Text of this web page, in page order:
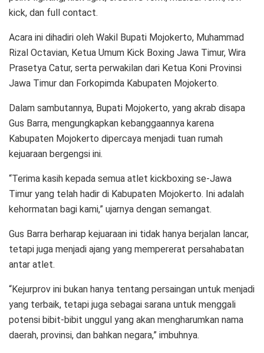
kick, dan full contact.
Acara ini dihadiri oleh Wakil Bupati Mojokerto, Muhammad
Rizal Octavian, Ketua Umum Kick Boxing Jawa Timur, Wira
Prasetya Catur, serta perwakilan dari Ketua Koni Provinsi
Jawa Timur dan Forkopimda Kabupaten Mojokerto.
Dalam sambutannya, Bupati Mojokerto, yang akrab disapa
Gus Barra, mengungkapkan kebanggaannya karena
Kabupaten Mojokerto dipercaya menjadi tuan rumah
kejuaraan bergengsi ini.
“Terima kasih kepada semua atlet kickboxing se-Jawa
Timur yang telah hadir di Kabupaten Mojokerto. Ini adalah
kehormatan bagi kami,” ujarnya dengan semangat.
Gus Barra berharap kejuaraan ini tidak hanya berjalan lancar,
tetapi juga menjadi ajang yang mempererat persahabatan
antar atlet.
“Kejurprov ini bukan hanya tentang persaingan untuk menjadi
yang terbaik, tetapi juga sebagai sarana untuk menggali
potensi bibit-bibit unggul yang akan mengharumkan nama
daerah, provinsi, dan bahkan negara,” imbuhnya.